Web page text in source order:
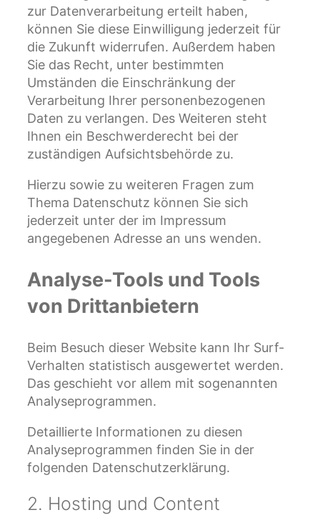
zur Datenverarbeitung erteilt haben,
können Sie diese Einwilligung jederzeit für
die Zukunft widerrufen. Außerdem haben
Sie das Recht, unter bestimmten
Umständen die Einschränkung der
Verarbeitung Ihrer personenbezogenen
Daten zu verlangen. Des Weiteren steht
Ihnen ein Beschwerderecht bei der
zuständigen Aufsichtsbehörde zu.
Hierzu sowie zu weiteren Fragen zum
Thema Datenschutz können Sie sich
jederzeit unter der im Impressum
angegebenen Adresse an uns wenden.
Analyse-Tools und Tools
von Dritt­anbietern
Beim Besuch dieser Website kann Ihr Surf-
Verhalten statistisch ausgewertet werden.
Das geschieht vor allem mit sogenannten
Analyseprogrammen.
Detaillierte Informationen zu diesen
Analyseprogrammen finden Sie in der
folgenden Datenschutzerklärung.
2. Hosting und Content